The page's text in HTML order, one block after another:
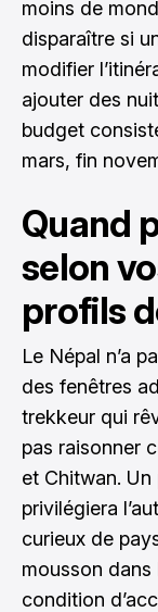
moins de
disparaître si
modifier
ajouter des
budget
mars, fin
Quand
selon
profils
Le Népal n’a
des fenêtres
trekkeur qui
pas raisonner
et Chitwan.
privilégiera
curieux de
mousson
condition